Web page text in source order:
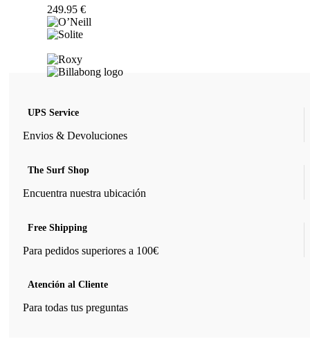
249.95 €
UPS Service
Envios & Devoluciones
The Surf Shop
Encuentra nuestra ubicación
Free Shipping
Para pedidos superiores a 100€
Atención al Cliente
Para todas tus preguntas